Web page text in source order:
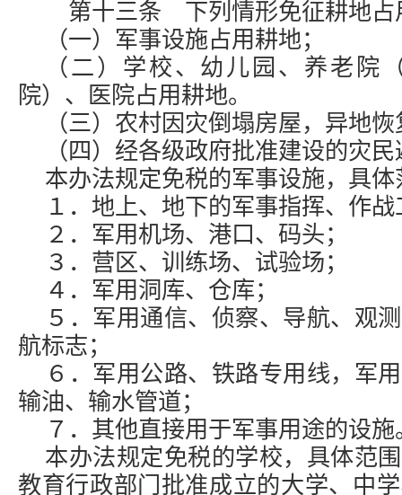
第十三条 下列情形免征耕地占
（一）军事设施占用耕地；
（二）学校、幼儿园、养老院
院）、医院占用耕地。
（三）农村因灾倒塌房屋，异地
（四）经各级政府批准建设的灾
本办法规定免税的军事设施，具
１．地上、地下的军事指挥、作战
２．军用机场、港口、码头；
３．营区、训练场、试验场；
４．军用洞库、仓库；
５．军用通信、侦察、导航、观
航标志；
６．军用公路、铁路专用线，军
输油、输水管道；
７．其他直接用于军事用途的设施
本办法规定免税的学校，具体范
教育行政部门批准成立的大学、中